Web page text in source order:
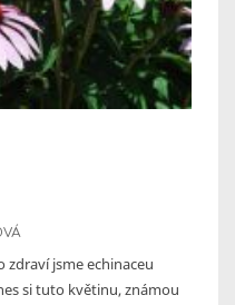
zdraví jsme echinaceu
si tuto květinu, známou